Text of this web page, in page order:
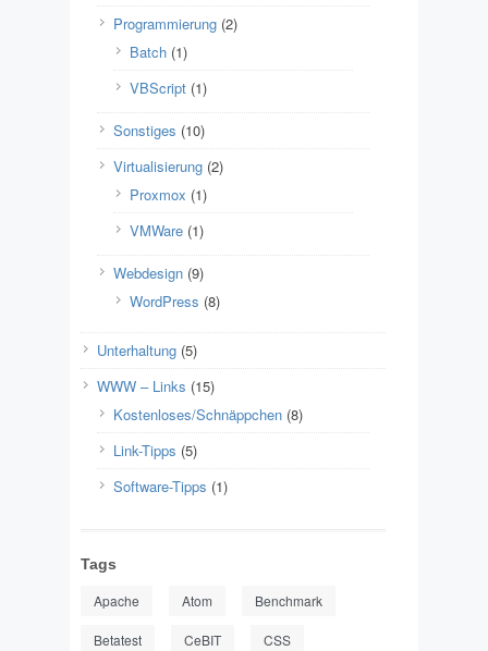
Programmierung (2)
Batch (1)
VBScript (1)
Sonstiges (10)
Virtualisierung (2)
Proxmox (1)
VMWare (1)
Webdesign (9)
WordPress (8)
Unterhaltung (5)
WWW – Links (15)
Kostenloses/Schnäppchen (8)
Link-Tipps (5)
Software-Tipps (1)
Tags
Apache Atom Benchmark
Betatest CeBIT CSS